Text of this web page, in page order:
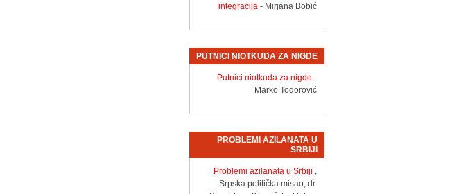
integracija - Mirjana Bobić
PUTNICI NIOTKUDA ZA NIGDE
Putnici niotkuda za nigde -
Marko Todorović
PROBLEMI AZILANATA U
SRBIJI
Problemi azilanata u Srbiji ,
Srpska politička misao, dr.